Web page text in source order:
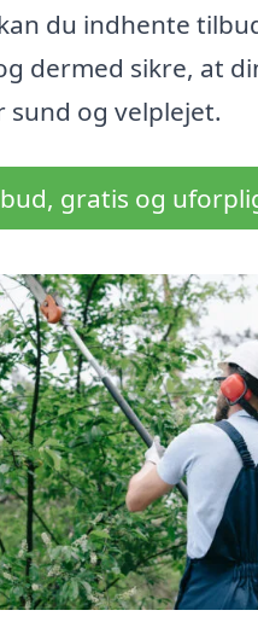
du indhente
dermed sikre, at
sund og velplejet.
gratis og